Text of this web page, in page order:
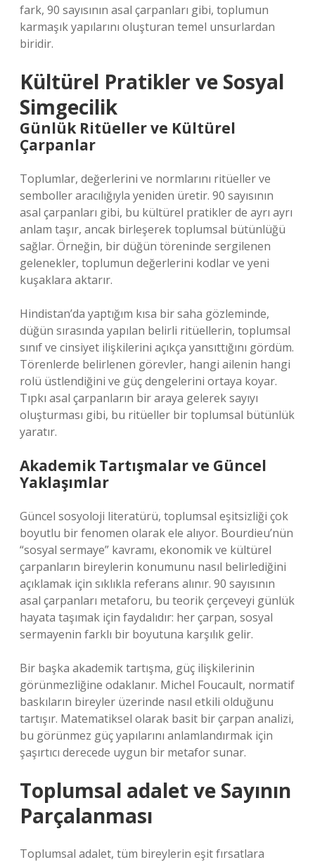
fark, 90 sayısının asal çarpanları gibi, toplumun
karmaşık yapılarını oluşturan temel unsurlardan
biridir.
Kültürel Pratikler ve Sosyal
Simgecilik
Günlük Ritüeller ve Kültürel
Çarpanlar
Toplumlar, değerlerini ve normlarını ritüeller ve
semboller aracılığıyla yeniden üretir. 90 sayısının
asal çarpanları gibi, bu kültürel pratikler de ayrı ayrı
anlam taşır, ancak birleşerek toplumsal bütünlüğü
sağlar. Örneğin, bir düğün töreninde sergilenen
gelenekler, toplumun değerlerini kodlar ve yeni
kuşaklara aktarır.
Hindistan’da yaptığım kısa bir saha gözleminde,
düğün sırasında yapılan belirli ritüellerin, toplumsal
sınıf ve cinsiyet ilişkilerini açıkça yansıttığını gördüm.
Törenlerde belirlenen görevler, hangi ailenin hangi
rolü üstlendiğini ve güç dengelerini ortaya koyar.
Tıpkı asal çarpanların bir araya gelerek sayıyı
oluşturması gibi, bu ritüeller bir toplumsal bütünlük
yaratır.
Akademik Tartışmalar ve Güncel
Yaklaşımlar
Güncel sosyoloji literatürü, toplumsal eşitsizliği çok
boyutlu bir fenomen olarak ele alıyor. Bourdieu’nün
“sosyal sermaye” kavramı, ekonomik ve kültürel
çarpanların bireylerin konumunu nasıl belirlediğini
açıklamak için sıklıkla referans alınır. 90 sayısının
asal çarpanları metaforu, bu teorik çerçeveyi günlük
hayata taşımak için faydalıdır: her çarpan, sosyal
sermayenin farklı bir boyutuna karşılık gelir.
Bir başka akademik tartışma, güç ilişkilerinin
görünmezliğine odaklanır. Michel Foucault, normatif
baskıların bireyler üzerinde nasıl etkili olduğunu
tartışır. Matematiksel olarak basit bir çarpan analizi,
bu görünmez güç yapılarını anlamlandırmak için
şaşırtıcı derecede uygun bir metafor sunar.
Toplumsal adalet ve Sayının
Parçalanması
Toplumsal adalet, tüm bireylerin eşit fırsatlara